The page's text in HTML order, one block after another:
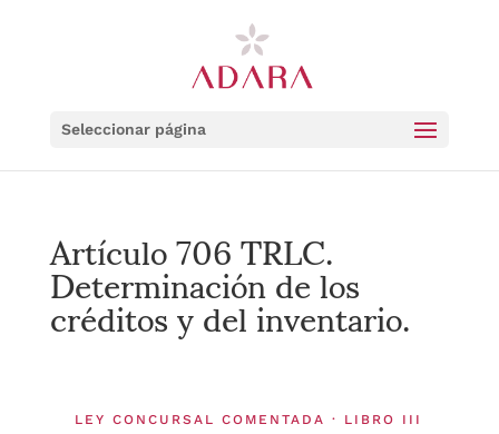
Seleccionar página
Artículo 706 TRLC.
Determinación de los
créditos y del inventario.
LEY CONCURSAL COMENTADA · LIBRO III